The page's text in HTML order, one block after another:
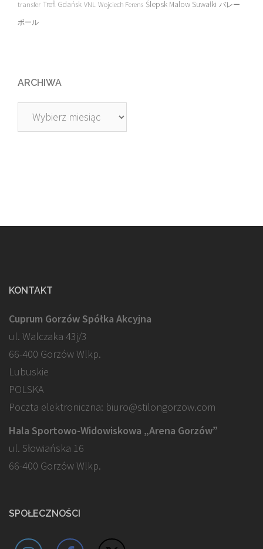
transfer Trefl Gdańsk VNL Wojciech Ferens Ślepsk Malow Suwałki バレー
ボール
ARCHIWA
Archiwa
KONTAKT
Cuprum Gorzów Spółka Akcyjna
ul. Walczaka 43j/3
66-400 Gorzów Wlkp.
Lubuskie
POLSKA
Poczta elektroniczna: biuro@stilongorzow.com
Hala Sportowo-Widowiskowa „Arena Gorzów”
ul. Słowiańska 16
66-400 Gorzów Wlkp.
SPOŁECZNOŚCI